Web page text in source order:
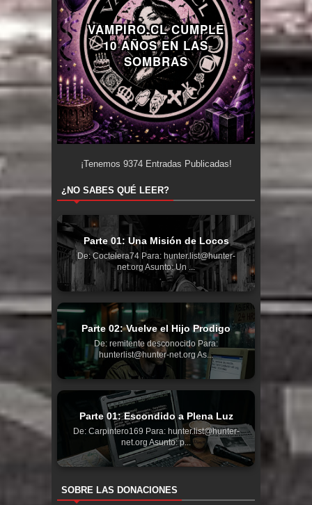
VAMPIRO.CL CUMPLE
10 AÑOS EN LAS
SOMBRAS
¡Tenemos 9374Entradas Publicadas!
¿NO SABES QUÉ LEER?
Parte 01: Una Misión de Locos
De: Coctelera74 Para: hunter.list@hunter-
net.org Asunto: Un ...
Parte 02: Vuelve el Hijo Prodigo
De: remitente desconocido Para:
hunterlist@hunter-net.org As...
Parte 01: Escondido a Plena Luz
De: Carpintero169 Para: hunter.list@hunter-
net.org Asunto: p...
SOBRE LAS DONACIONES